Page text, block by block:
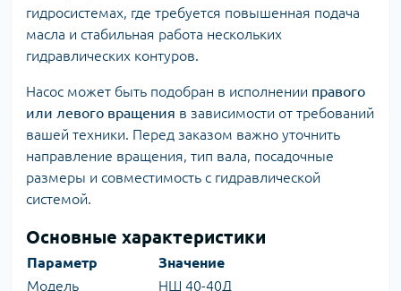
гидросистемах, где требуется повышенная подача
масла и стабильная работа нескольких
гидравлических контуров.
Насос может быть подобран в исполнении правого
или левого вращения в зависимости от требований
вашей техники. Перед заказом важно уточнить
направление вращения, тип вала, посадочные
размеры и совместимость с гидравлической
системой.
Основные характеристики
Параметр
Значение
Модель
НШ 40-40Д